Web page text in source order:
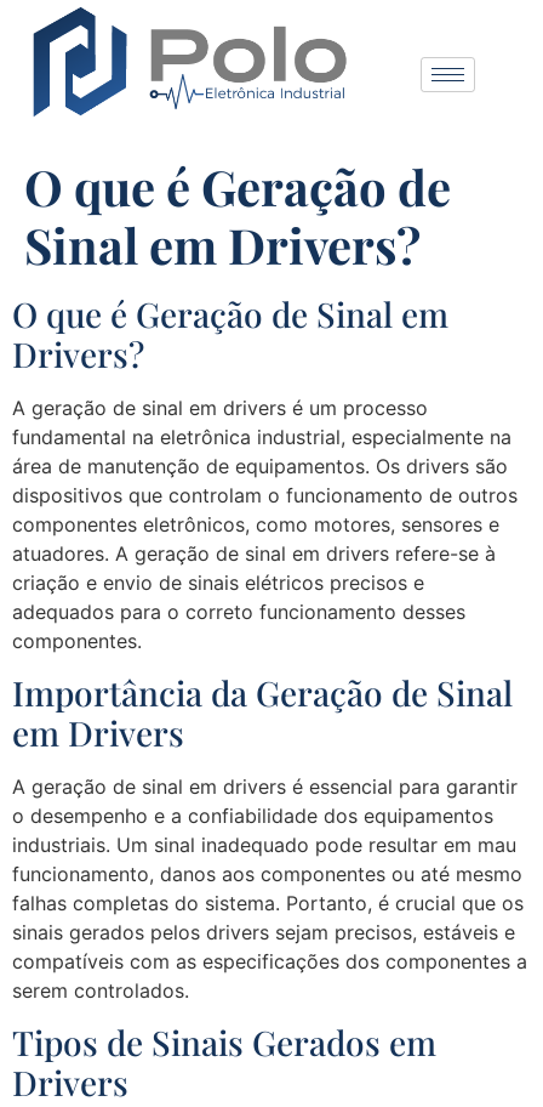
O que é Geração de
Sinal em Drivers?
O que é Geração de Sinal em
Drivers?
A geração de sinal em drivers é um processo
fundamental na eletrônica industrial, especialmente na
área de manutenção de equipamentos. Os drivers são
dispositivos que controlam o funcionamento de outros
componentes eletrônicos, como motores, sensores e
atuadores. A geração de sinal em drivers refere-se à
criação e envio de sinais elétricos precisos e
adequados para o correto funcionamento desses
componentes.
Importância da Geração de Sinal
em Drivers
A geração de sinal em drivers é essencial para garantir
o desempenho e a confiabilidade dos equipamentos
industriais. Um sinal inadequado pode resultar em mau
funcionamento, danos aos componentes ou até mesmo
falhas completas do sistema. Portanto, é crucial que os
sinais gerados pelos drivers sejam precisos, estáveis e
compatíveis com as especificações dos componentes a
serem controlados.
Tipos de Sinais Gerados em
Drivers